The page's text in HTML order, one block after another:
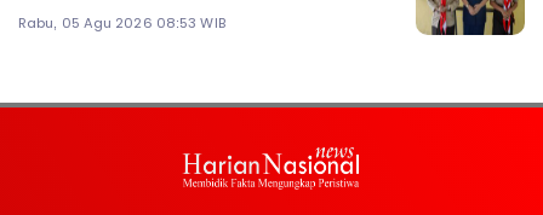
Rabu, 05 Agu 2026 08:53 WIB